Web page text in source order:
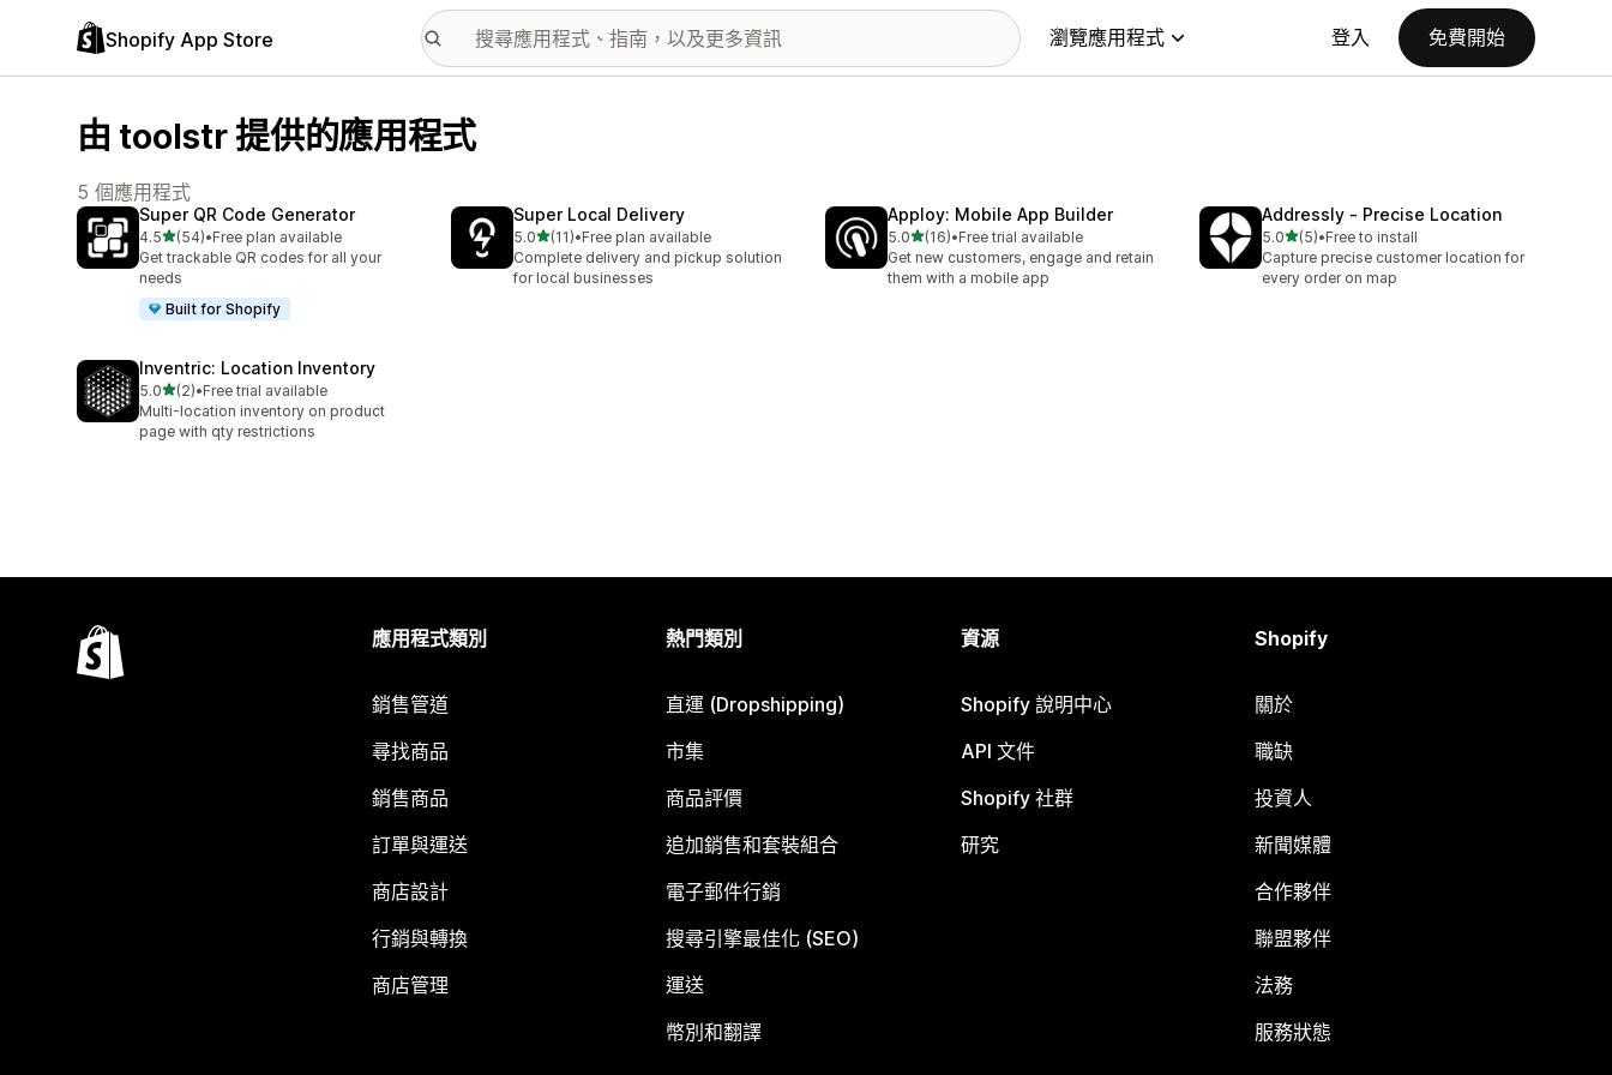
Shopify App Store 瀏覽應用程式 登入 免費開始
由 toolstr 提供的應用程式
5 個應用程式
Super QR Code Generator
4.5滿分 5 顆星
(54)
共有 54 則評價
•Free plan available
Get trackable QR codes for all your
needs
Built for Shopify
Super Local Delivery
5.0滿分 5 顆星
(11)
共有 11 則評價
•Free plan available
Complete delivery and pickup solution
for local businesses
Apploy: Mobile App Builder
5.0滿分 5 顆星
(16)
共有 16 則評價
•Free trial available
Get new customers, engage and retain
them with a mobile app
Addressly ‑ Precise Location
5.0滿分 5 顆星
(5)
共有 5 則評價
•Free to install
Capture precise customer location for
every order on map
Inventric: Location Inventory
5.0滿分 5 顆星
(2)
共有 2 則評價
•Free trial available
Multi-location inventory on product
page with qty restrictions
應用程式類別
銷售管道
尋找商品
銷售商品
訂單與運送
商店設計
行銷與轉換
商店管理
熱門類別
直運 (Dropshipping)
市集
商品評價
追加銷售和套裝組合
電子郵件行銷
搜尋引擎最佳化 (SEO)
運送
幣別和翻譯
資源
Shopify 說明中心
API 文件
Shopify 社群
研究
Shopify
關於
職缺
投資人
新聞媒體
合作夥伴
聯盟夥伴
法務
服務狀態